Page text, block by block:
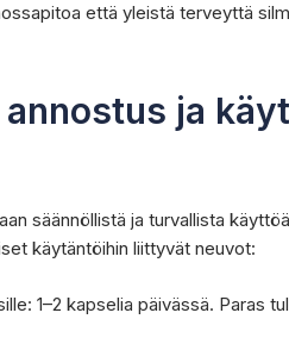
että yleistä terveyttä
ja
säännöllistä ja turvallista
käytäntöihin liittyvät neuvot:
1–2 kapselia päivässä. Paras